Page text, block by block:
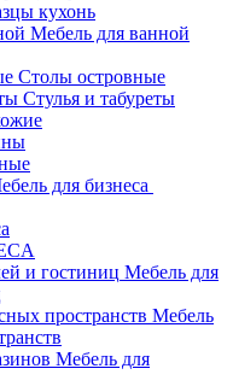
кухонь
Мебель для ванной
Столы островные
Стулья и табуреты
для бизнеса
Мебель для
Мебель
Мебель для